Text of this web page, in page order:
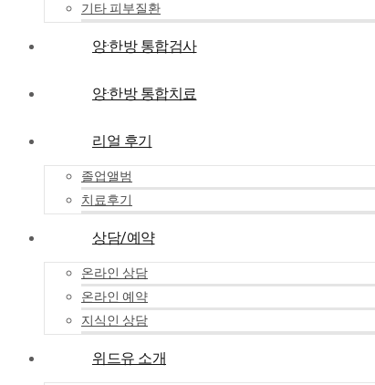
기타 피부질환
양·한방 통합검사
양·한방 통합치료
리얼 후기
졸업앨범
치료후기
상담/예약
온라인 상담
온라인 예약
지식인 상담
위드유 소개